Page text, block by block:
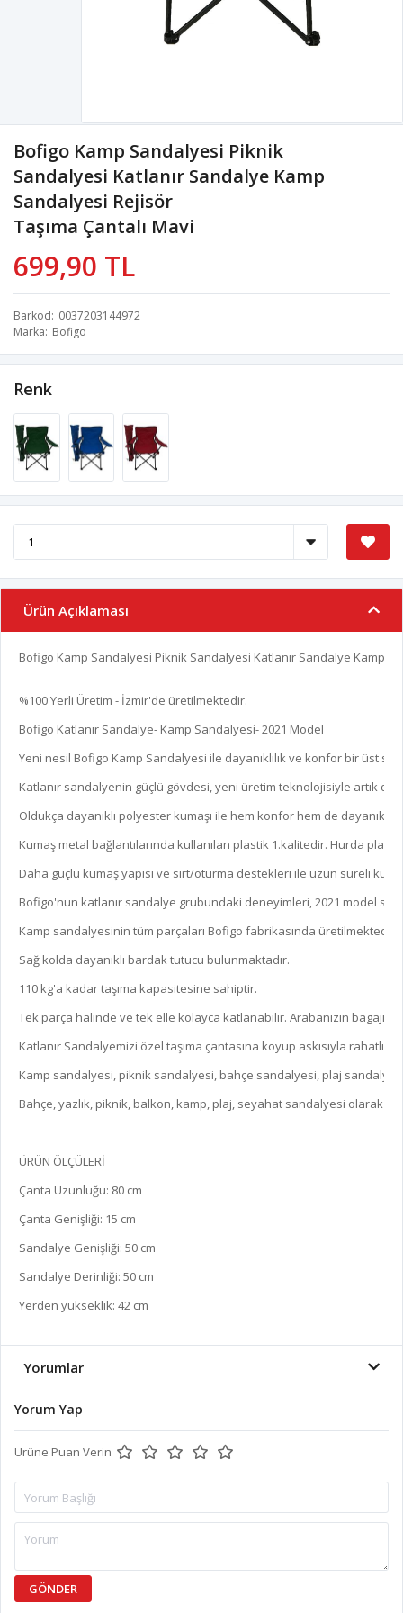
Bofigo Kamp Sandalyesi Piknik
Sandalyesi Katlanır Sandalye Kamp
Sandalyesi Rejisör
Taşıma Çantalı Mavi
699,90 TL
Barkod 0037203144972
Marka Bofigo
Renk
Ürün Açıklaması
Bofigo Kamp Sandalyesi Piknik Sandalyesi Katlanır Sandalye Kamp
%100 Yerli Üretim - İzmir'de üretilmektedir.
Bofigo Katlanır Sandalye- Kamp Sandalyesi- 2021 Model
Yeni nesil Bofigo Kamp Sandalyesi ile dayanıklılık ve konfor bir üst
Katlanır sandalyenin güçlü gövdesi, yeni üretim teknolojisiyle artık
Oldukça dayanıklı polyester kumaşı ile hem konfor hem de
Kumaş metal bağlantılarında kullanılan plastik 1.kalitedir. Hurda
Daha güçlü kumaş yapısı ve sırt/oturma destekleri ile uzun süreli
Bofigo'nun katlanır sandalye grubundaki deneyimleri, 2021 model
Kamp sandalyesinin tüm parçaları Bofigo fabrikasında üretilmektedir.
Sağ kolda dayanıklı bardak tutucu bulunmaktadır.
110 kg'a kadar taşıma kapasitesine sahiptir.
Tek parça halinde ve tek elle kolayca katlanabilir. Arabanızın
Katlanır Sandalyemizi özel taşıma çantasına koyup askısıyla
Kamp sandalyesi, piknik sandalyesi, bahçe sandalyesi, plaj
Bahçe, yazlık, piknik, balkon, kamp, ​​plaj, seyahat sandalyesi olarak
ÜRÜN ÖLÇÜLERİ
Çanta Uzunluğu: 80 cm
Çanta Genişliği: 15 cm
Sandalye Genişliği: 50 cm
Sandalye Derinliği: 50 cm
Yerden yükseklik: 42 cm
Yorumlar
Yorum Yap
Ürüne Puan Verin
GÖNDER